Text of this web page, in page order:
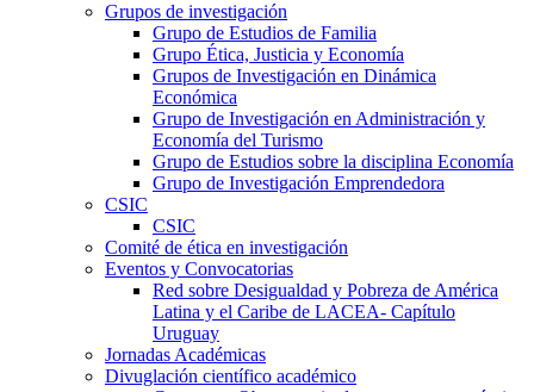
Grupos de investigación
Grupo de Estudios de Familia
Grupo Ética, Justicia y Economía
Grupos de Investigación en Dinámica
Económica
Grupo de Investigación en Administración y
Economía del Turismo
Grupo de Estudios sobre la disciplina Economía
Grupo de Investigación Emprendedora
CSIC
CSIC
Comité de ética en investigación
Eventos y Convocatorias
Red sobre Desigualdad y Pobreza de América
Latina y el Caribe de LACEA- Capítulo
Uruguay
Jornadas Académicas
Divuglación científico académico